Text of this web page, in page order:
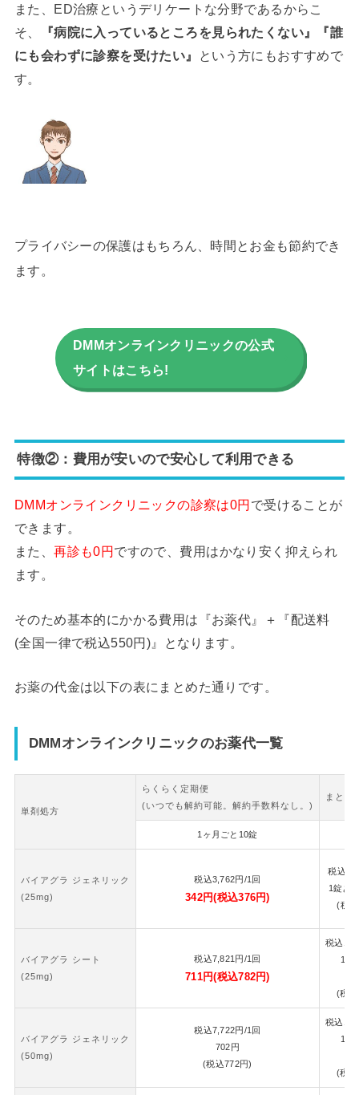
また、ED治療というデリケートな分野であるからこ
そ、
『病院に入っているところを見られたくない』『誰
にも会わずに診察を受けたい』
という方にもおすすめで
す。
プライバシーの保護はもちろん、時間とお金も節約でき
ます。
DMMオンラインクリニックの公式
サイトはこちら!
特徴②：費用が安いので安心して利用できる
DMMオンラインクリニックの診察は0円で受けることが
できます。
また、再診も0円ですので、費用はかなり安く抑えられ
ます。
そのため基本的にかかる費用は『お薬代』＋『配送料
(全国一律で税込550円)』となります。
お薬の代金は以下の表にまとめた通りです。
DMMオンラインクリニックのお薬代一覧
単剤処方
らくらく定期便
(いつでも解約可能。解約手数料なし。)
まとめ
1ヶ月ごと10錠
バイアグラ ジェネリック
(25mg)
税込3,762円/1回
342円(税込376円)
税込
1錠あ
(税
バイアグラ シート
(25mg)
税込7,821 円/1回
711円(税込782円)
税込
1錠
(税込
バイアグラ ジェネリック
(50mg)
税込7,722円/1回
702円
(税込772円)
税込
1錠
(税込